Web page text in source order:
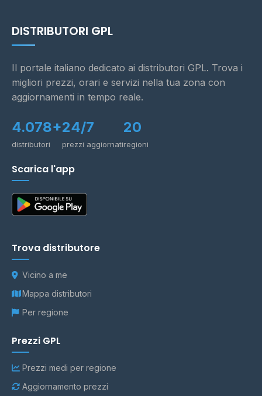
DISTRIBUTORI GPL
Il portale italiano dedicato ai distributori GPL. Trova i
migliori prezzi, orari e servizi nella tua zona con
aggiornamenti in tempo reale.
4.078+
distributori
24/7
prezzi aggiornati
20
regioni
Scarica l'app
Trova distributore
Vicino a me
Mappa distributori
Per regione
Prezzi GPL
Prezzi medi per regione
Aggiornamento prezzi